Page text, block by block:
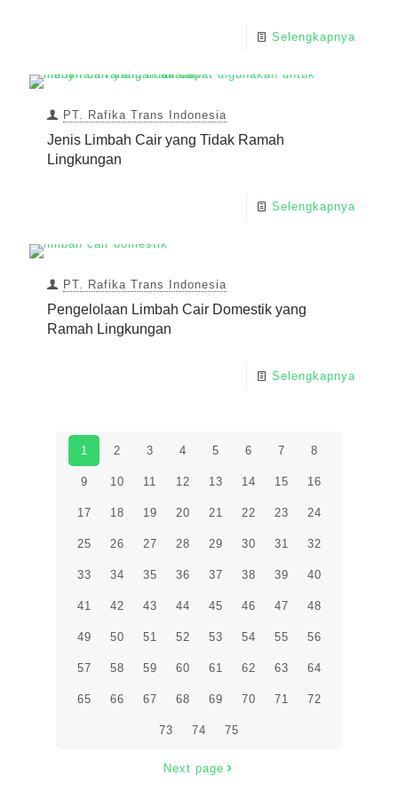
Selengkapnya
PT. Rafika Trans Indonesia
Jenis Limbah Cair yang Tidak Ramah
Lingkungan
Selengkapnya
PT. Rafika Trans Indonesia
Pengelolaan Limbah Cair Domestik yang
Ramah Lingkungan
Selengkapnya
1 2 3 4 5 6 7 8
9 10 11 12 13 14 15 16
17 18 19 20 21 22 23 24
25 26 27 28 29 30 31 32
33 34 35 36 37 38 39 40
41 42 43 44 45 46 47 48
49 50 51 52 53 54 55 56
57 58 59 60 61 62 63 64
65 66 67 68 69 70 71 72
73 74 75
Next page